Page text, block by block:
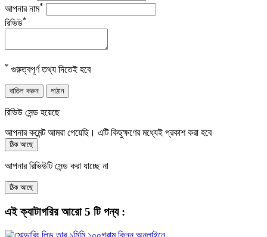
আপনার নাম*
রিভিউ*
* গুরুত্বপূর্ণ তথ্য দিতেই হবে
বাতিল করুন পাঠান
রিভিউ সেন্ড হয়েছে
আপনার কমেন্ট আমরা পেয়েছি। এটি কিছুক্ষণের মধ্যেই প্রকাশ করা হবে
ঠিক আছে
আপনার রিভিউটি সেন্ড করা যাচ্ছে না
ঠিক আছে
এই ক্যাটাগরির আরো 5 টি পন্য :